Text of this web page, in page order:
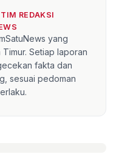
TIM REDAKSI
yang
Setiap laporan
fakta dan
sesuai pedoman